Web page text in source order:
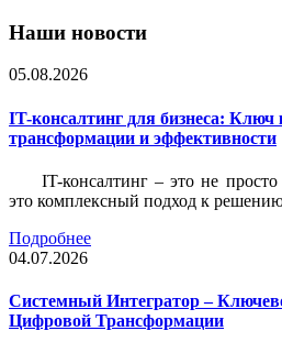
Наши новости
05.08.2026
IT-консалтинг для бизнеса: Ключ
трансформации и эффективности
IT-консалтинг – это не
это комплексный подход к решению
Подробнее
04.07.2026
Системный Интегратор –
Цифровой Трансформации